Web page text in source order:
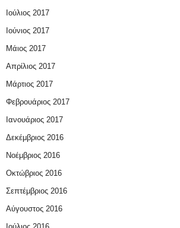
Ιούλιος 2017
Ιούνιος 2017
Μάιος 2017
Απρίλιος 2017
Μάρτιος 2017
Φεβρουάριος 2017
Ιανουάριος 2017
Δεκέμβριος 2016
Νοέμβριος 2016
Οκτώβριος 2016
Σεπτέμβριος 2016
Αύγουστος 2016